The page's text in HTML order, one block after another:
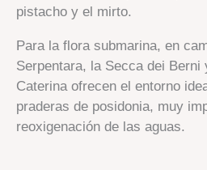
pistacho y el mirto.
Para la flora submarina, en
Serpentara, la Secca dei Berni
Caterina ofrecen el entorno
praderas de posidonia, muy
reoxigenación de las aguas.